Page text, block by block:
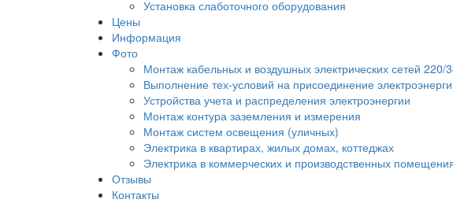
Установка слаботочного оборудования
Цены
Информация
Фото
Монтаж кабельных и воздушных электрических сетей 220/
Выполнение тех-условий на присоединение
Устройства учета и распределения электроэнергии
Монтаж контура заземления и измерения
Монтаж систем освещения (уличных)
Электрика в квартирах, жилых домах, коттеджах
Электрика в коммерческих и производственных
Отзывы
Контакты